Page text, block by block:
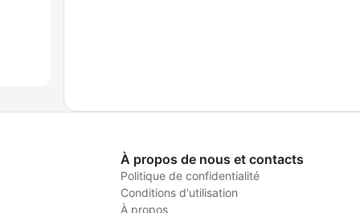
À propos de nous et contacts
Politique de confidentialité
Conditions d'utilisation
À propos